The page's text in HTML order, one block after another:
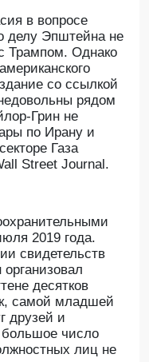
в вопросе
делу Эпштейна не
Трампом. Однако
со ссылкой
рядом
Грин не
по Ирану и
Газа
Street Journal.
2019 года.
свидетельств
организовал
десятков
самой младшей
друзей и
число
лиц не